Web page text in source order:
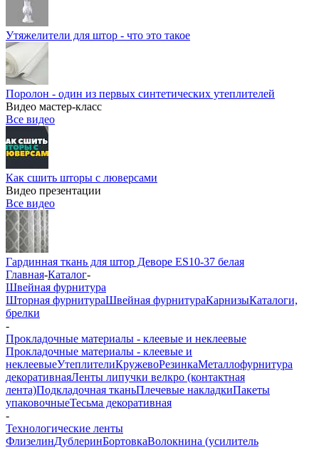
Утяжелители для штор - что это такое
Поролон - один из первых синтетических утеплителей
Видео мастер-класс
Все видео
Как сшить шторы с люверсами
Видео презентации
Все видео
Гардинная ткань для штор Деворе ES10-37 белая
Главная-Каталог-
Швейная фурнитура
Шторная фурнитураШвейная фурнитураКарнизыКаталоги,
брелки
-
Прокладочные материалы - клеевые и неклеевые
Прокладочные материалы - клеевые и
неклеевыеУтеплителиКружевоРезинкаМеталлофурнитура
декоративнаяЛенты липучки велкро (контактная
лента)Подкладочная тканьПлечевые накладкиПакеты
упаковочныеТесьма декоративная
-
Технологические ленты
ФлизелинДублеринБортовкаВолокнина (усилитель